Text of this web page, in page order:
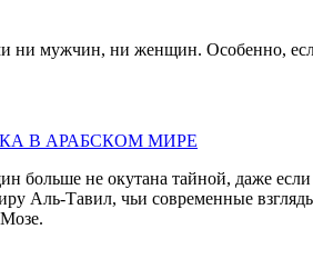
мужчин, ни женщин. Особенно,
В АРАБСКОМ МИРЕ
не окутана тайной, даже если
Аль-Тавил, чьи современные